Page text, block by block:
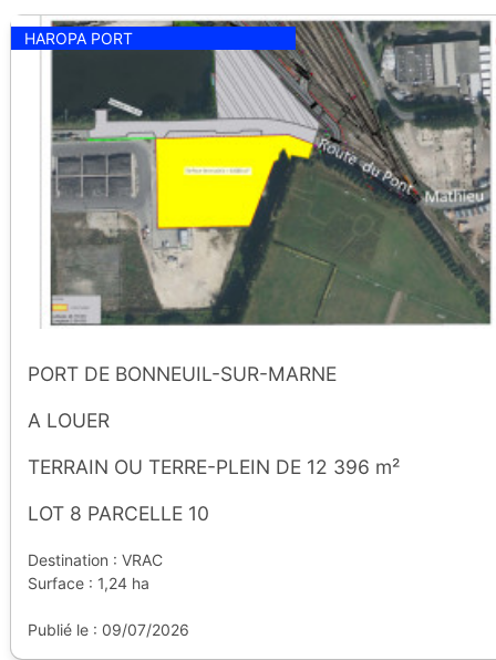
HAROPA PORT
PORT DE BONNEUIL-SUR-MARNE
A LOUER
TERRAIN OU TERRE-PLEIN DE 12 396 m²
LOT 8 PARCELLE 10
Destination : VRAC
Surface : 1,24 ha
Publié le : 09/07/2026